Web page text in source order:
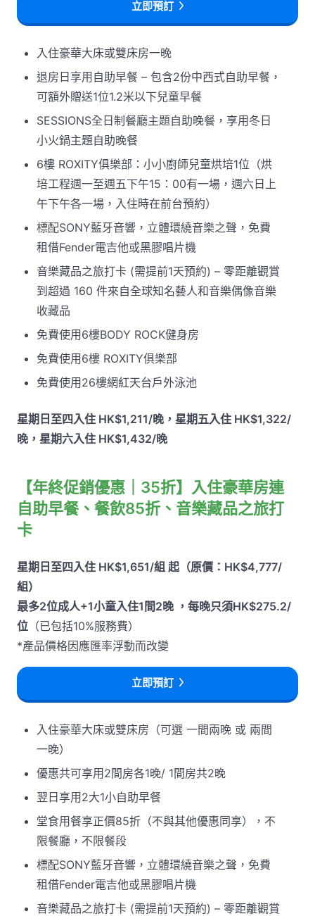
立即預訂
入住豪華大床或雙床房一晚
退房日享用自助早餐 – 包含2份中西式自助早餐，
可額外贈送1位1.2米以下兒童早餐
SESSIONS全日制餐廳主題自助晚餐，享用冬日
小火鍋主題自助晚餐
6樓 ROXITY俱樂部：小小廚師兒童烘培1位（烘
培工程週一至週五下午15：00有一場，週六日上
午下午各一場，入住時在前台預約）
標配SONY藍牙音響，立體環繞音樂之聲，免費
租借Fender電吉他或黑膠唱片機
音樂藏品之旅打卡 (需提前1天預約) – 零距離觀賞
到超過 160 件來自全球知名藝人和音樂偶像音樂
收藏品
免費使用6樓BODY ROCK健身房
免費使用6樓 ROXITY俱樂部
免費使用26樓網紅天台戶外泳池
星期日至四入住 HK$1,211/晚，星期五入住 HK$1,322/
晚，星期六入住 HK$1,432/晚
【年終促銷優惠｜35折】入住豪華房連
自助早餐、餐飲85折、音樂藏品之旅打
卡
星期日至四入住 HK$1,651/組 起（原價：HK$4,777/
組）
最多2位成人+1小童入住1間2晚 ，每晚只須HK$275.2/
位（已包括10%服務費）
*產品價格因應匯率浮動而改變
立即預訂
入住豪華大床或雙床房（可選 一間兩晚 或 兩間
一晚）
優惠共可享用2間房各1晚/ 1間房共2晚
翌日享用2大1小自助早餐
堂食用餐享正價85折（不與其他優惠同享），不
限餐廳，不限餐段
標配SONY藍牙音響，立體環繞音樂之聲，免費
租借Fender電吉他或黑膠唱片機
音樂藏品之旅打卡 (需提前1天預約) – 零距離觀賞